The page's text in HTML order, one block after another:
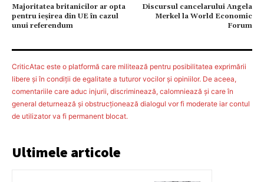
Majoritatea britanicilor ar opta
pentru ieşirea din UE în cazul
unui referendum
Discursul cancelarului Angela
Merkel la World Economic
Forum
CriticAtac este o platformă care militează pentru posibilitatea exprimării
libere şi în condiţii de egalitate a tuturor vocilor şi opiniilor. De aceea,
comentariile care aduc injurii, discriminează, calomniează şi care în
general deturnează şi obstrucţionează dialogul vor fi moderate iar contul
de utilizator va fi permanent blocat.
Ultimele articole